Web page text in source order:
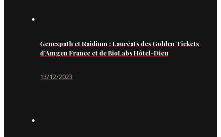
Genexpath et Raidium : Lauréats des Golden Tickets
d’Amgen France et de BioLabs Hôtel-Dieu
13/12/2023